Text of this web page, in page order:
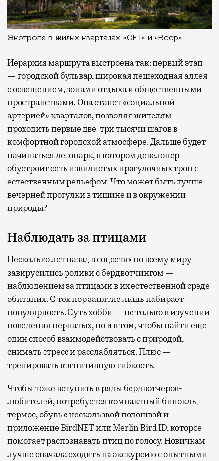
Экотропа в жилых кварталах «СЕТ» и «Веер»
Иерархия маршрута выстроена так: первый этап
— городской бульвар, широкая пешеходная аллея
с освещением, зонами отдыха и общественными
пространствами. Она станет «социальной
артерией» кварталов, позволяя жителям
проходить первые две-три тысячи шагов в
комфортной городской атмосфере. Дальше будет
начинаться лесопарк, в котором девелопер
обустроит сеть извилистых прогулочных троп с
естественным рельефом. Что может быть лучше
вечерней прогулки в тишине и в окружении
природы?
Наблюдать за птицами
Несколько лет назад в соцсетях по всему миру
завирусились ролики с бердвотчингом —
наблюдением за птицами в их естественной среде
обитания. С тех пор занятие лишь набирает
популярность. Суть хобби — не только в изучении
поведения пернатых, но и в том, чтобы найти еще
один способ взаимодействовать с природой,
снимать стресс и расслабляться. Плюс —
тренировать когнитивную гибкость.
Чтобы тоже вступить в ряды бердвотчеров-
любителей, потребуется компактный бинокль,
термос, обувь с нескользкой подошвой и
приложение BirdNET или Merlin Bird ID, которое
помогает распознавать птиц по голосу. Новичкам
лучше сначала сходить на экскурсию с опытными